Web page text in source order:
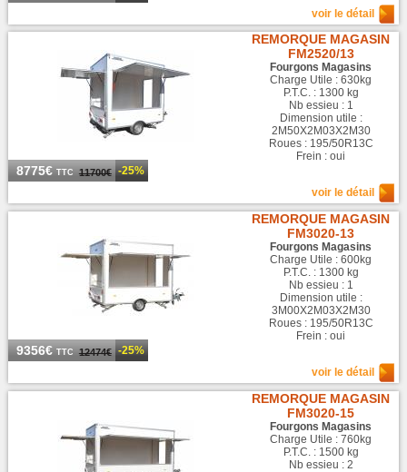
voir le détail
8775€TTC 11700€ -25%
REMORQUE MAGASIN
FM2520/13
Fourgons Magasins
Charge Utile : 630kg
P.T.C. : 1300 kg
Nb essieu : 1
Dimension utile :
2M50X2M03X2M30
Roues : 195/50R13C
Frein : oui
voir le détail
9356€TTC 12474€ -25%
REMORQUE MAGASIN
FM3020-13
Fourgons Magasins
Charge Utile : 600kg
P.T.C. : 1300 kg
Nb essieu : 1
Dimension utile :
3M00X2M03X2M30
Roues : 195/50R13C
Frein : oui
voir le détail
REMORQUE MAGASIN
FM3020-15
Fourgons Magasins
Charge Utile : 760kg
P.T.C. : 1500 kg
Nb essieu : 2